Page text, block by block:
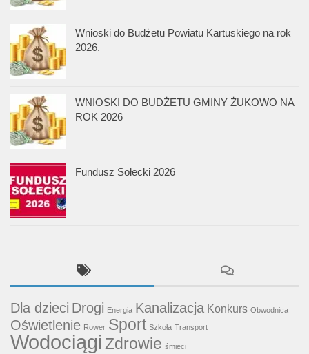
Wnioski do Budżetu Powiatu Kartuskiego na rok
2026.
WNIOSKI DO BUDŻETU GMINY ŻUKOWO NA
ROK 2026
Fundusz Sołecki 2026
Dla dzieci Drogi Energia Kanalizacja Konkurs Obwodnica
Oświetlenie Rower Sport Szkoła Transport
WodociągiZdrowie śmieci